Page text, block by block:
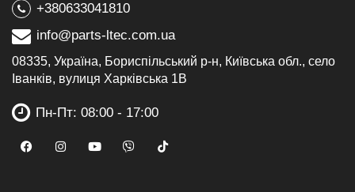
+380633041810
info@parts-ltec.com.ua
08335, Україна, Бориспільський р-н, Київська обл., село
Іванків, вулиця Харківська 1В
Пн-Пт: 08:00 - 17:00